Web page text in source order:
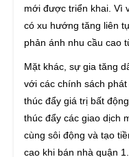
mới được triển khai. Vì
có xu hướng tăng liên
phản ánh nhu cầu cao
Mặt khác, sự gia tăng
với các chính sách
thúc đẩy giá trị bất
thúc đẩy các giao dịch
cùng sôi động và tạo
cao khi bán nhà quận 1.